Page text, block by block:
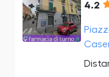
4.2